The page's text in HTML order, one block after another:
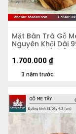
Mặt Bàn Trà Gỗ
Nguyên Khối Dài
51 Dày 5,2 (cm)
3 năm trước
1.700.000 ₫